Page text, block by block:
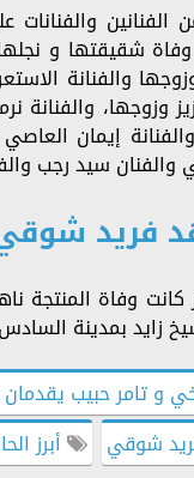
والفنانات
شقيقتها و نجلها
والفنانة
وزوجها،
إيمان
سيد رجب
فريد
كانت وفاة
زايد بمدينة
و تامر حبيب
شوقي
أبرز